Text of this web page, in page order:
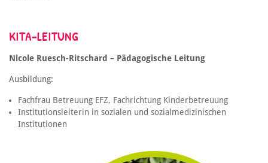
KITA-LEITUNG
Nicole Ruesch-Ritschard – Pädagogische Leitung
Ausbildung:
Fachfrau Betreuung EFZ, Fachrichtung Kinderbetreuung
Institutionsleiterin in sozialen und sozialmedizinischen
Institutionen